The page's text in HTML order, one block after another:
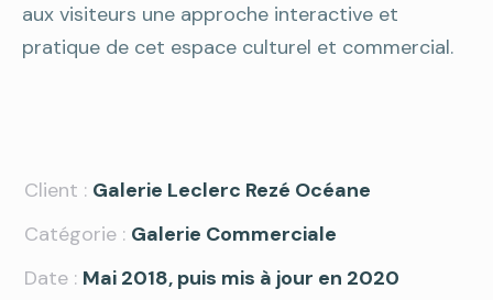
aux visiteurs une approche interactive et
pratique de cet espace culturel et commercial.
Client : Galerie Leclerc Rezé Océane
Catégorie : Galerie Commerciale
Date : Mai 2018, puis mis à jour en 2020